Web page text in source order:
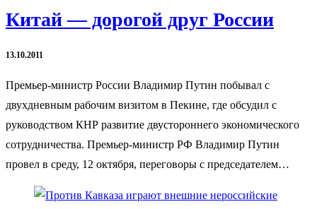
Китай — дорогой друг России
13.10.2011
Премьер-министр России Владимир Путин побывал с
двухдневным рабочим визитом в Пекине, где обсудил с
руководством КНР развитие двустороннего экономического
сотрудничества. Премьер-министр РФ Владимир Путин
провел в среду, 12 октября, переговоры с председателем…